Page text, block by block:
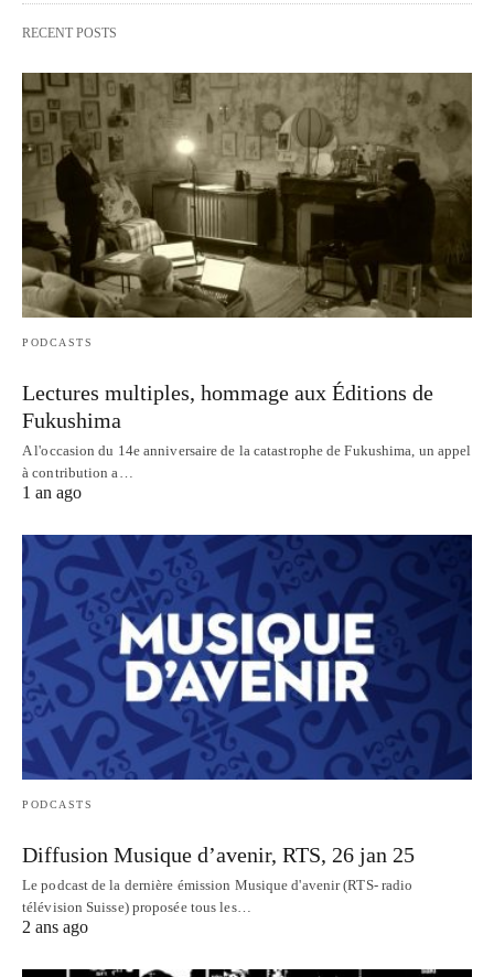
RECENT POSTS
PODCASTS
Lectures multiples, hommage aux Éditions de
Fukushima
A l'occasion du 14e anniversaire de la catastrophe de Fukushima, un appel
à contribution a…
1 an ago
PODCASTS
Diffusion Musique d’avenir, RTS, 26 jan 25
Le podcast de la dernière émission Musique d'avenir (RTS- radio
télévision Suisse) proposée tous les…
2 ans ago